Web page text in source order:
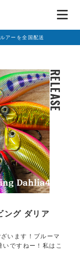
アーを全国配送
RELEASE
ング ダリア
います！ブルーマ
ですねー！私はこ